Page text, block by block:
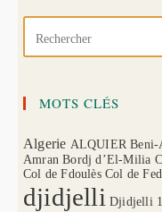
MOTS CLÉS
Algerie ALQUIER Beni-
Amran Bordj d’El-Milia
Col de Fdoulès Col de
djidjelli Djidjelli